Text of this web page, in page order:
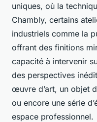
uniques, où la
Chambly, certains
industriels comme la
offrant des finitions
capacité à intervenir
des perspectives
œuvre d’art, un objet
ou encore une série
espace professionnel.